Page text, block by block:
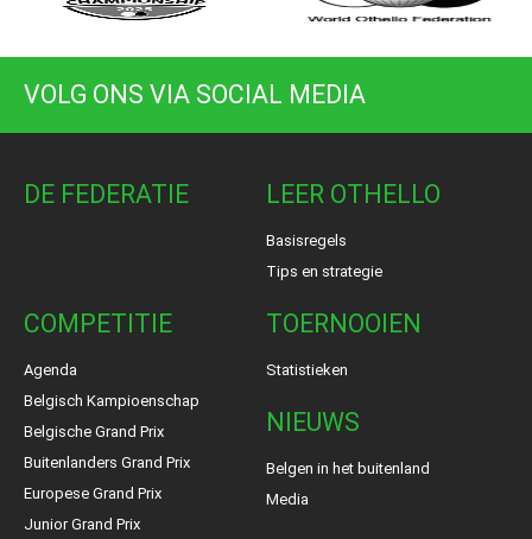
VOLG ONS VIA SOCIAL MEDIA
DE FEDERATIE LEER OTHELLO
Basisregels
Tips en strategie
COMPETITIE
Agenda
Belgisch Kampioenschap
Belgische Grand Prix
Buitenlanders Grand Prix
Europese Grand Prix
Junior Grand Prix
TOERNOOIEN
Statistieken
NIEUWS
Belgen in het buitenland
Media